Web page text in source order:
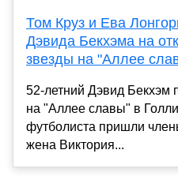
Том Круз и Ева
Дэвида Бекхэма на
звезды на "Аллее
52-летний Дэвид Бекхэм
на "Аллее славы" в
футболиста пришли
жена Виктория...